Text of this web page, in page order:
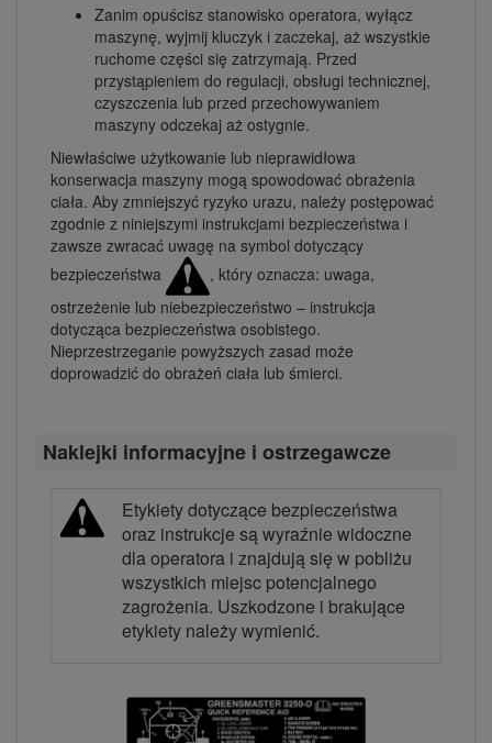
Zanim opuścisz stanowisko operatora, wyłącz
maszynę, wyjmij kluczyk i zaczekaj, aż wszystkie
ruchome części się zatrzymają. Przed
przystąpieniem do regulacji, obsługi technicznej,
czyszczenia lub przed przechowywaniem
maszyny odczekaj aż ostygnie.
Niewłaściwe użytkowanie lub nieprawidłowa
konserwacja maszyny mogą spowodować obrażenia
ciała. Aby zmniejszyć ryzyko urazu, należy postępować
zgodnie z niniejszymi instrukcjami bezpieczeństwa i
zawsze zwracać uwagę na symbol dotyczący
bezpieczeństwa
, który oznacza: uwaga,
ostrzeżenie lub niebezpieczeństwo – instrukcja
dotycząca bezpieczeństwa osobistego.
Nieprzestrzeganie powyższych zasad może
doprowadzić do obrażeń ciała lub śmierci.
Naklejki informacyjne i ostrzegawcze
Etykiety dotyczące bezpieczeństwa
oraz instrukcje są wyraźnie widoczne
dla operatora i znajdują się w pobliżu
wszystkich miejsc potencjalnego
zagrożenia. Uszkodzone i brakujące
etykiety należy wymienić.